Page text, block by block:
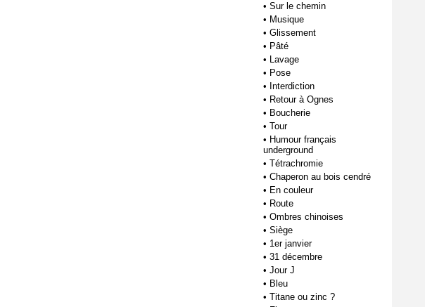
• Sur le chemin
• Musique
• Glissement
• Pâté
• Lavage
• Pose
• Interdiction
• Retour à Ognes
• Boucherie
• Tour
• Humour français
underground
• Tétrachromie
• Chaperon au bois cendré
• En couleur
• Route
• Ombres chinoises
• Siège
• 1er janvier
• 31 décembre
• Jour J
• Bleu
• Titane ou zinc ?